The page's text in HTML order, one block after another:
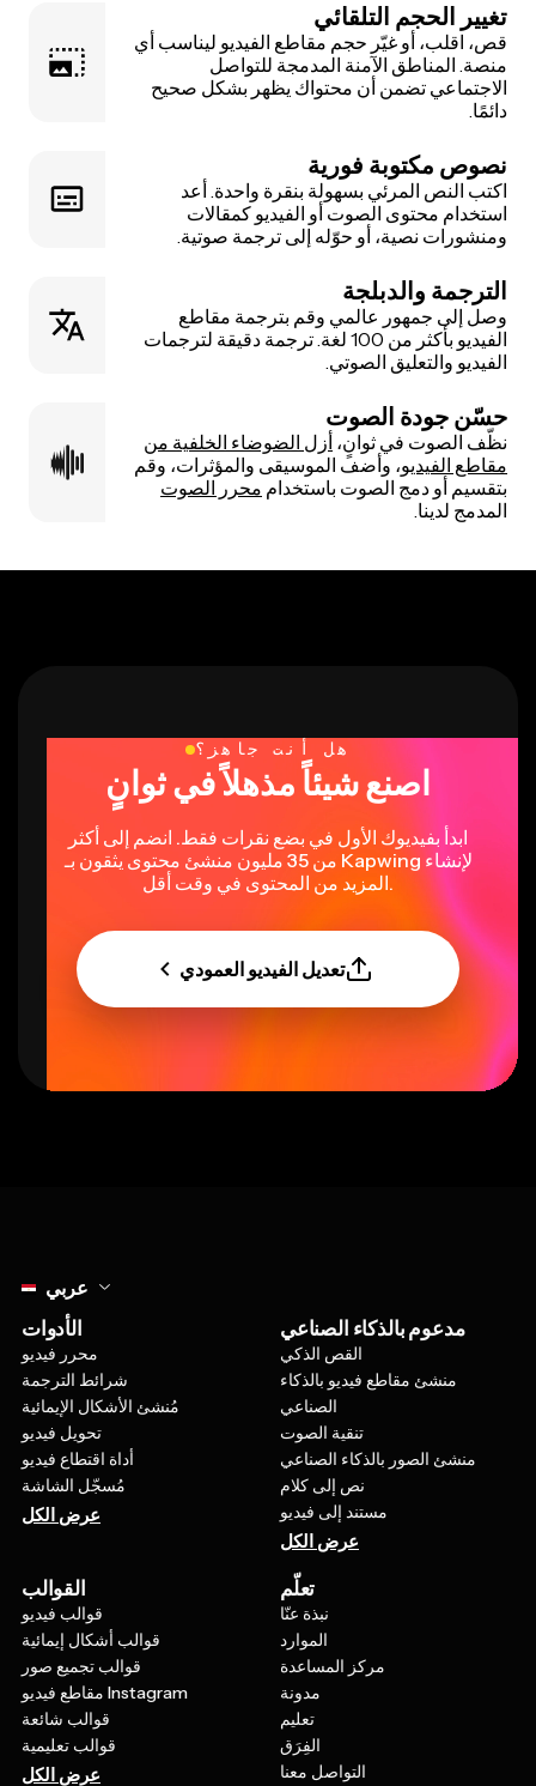
تغيير الحجم التلقائي
قص، اقلب، أو غيّر حجم مقاطع الفيديو ليناسب أي
منصة. المناطق الآمنة المدمجة للتواصل
الاجتماعي تضمن أن محتواك يظهر بشكل صحيح
دائمًا.
نصوص مكتوبة فورية
اكتب النص المرئي بسهولة بنقرة واحدة. أعد
استخدام محتوى الصوت أو الفيديو كمقالات
ومنشورات نصية، أو حوّله إلى ترجمة صوتية.
الترجمة والدبلجة
وصل إلى جمهور عالمي وقم بترجمة مقاطع
الفيديو بأكثر من 100 لغة. ترجمة دقيقة لترجمات
الفيديو والتعليق الصوتي.
حسّن جودة الصوت
نظّف الصوت في ثوانٍ، أزل الضوضاء الخلفية من
مقاطع الفيديو، وأضف الموسيقى والمؤثرات، وقم
بتقسيم أو دمج الصوت باستخدام محرر الصوت
المدمج لدينا.
هل أنت جاهز؟
اصنع شيئاً مذهلاً في ثوانٍ
ابدأ بفيديوك الأول في بضع نقرات فقط. انضم إلى أكثر
من 35 مليون منشئ محتوى يثقون بـ Kapwing لإنشاء
المزيد من المحتوى في وقت أقل.
تعديل الفيديو العمودي
عربي
الأدوات
محرر فيديو
شرائط الترجمة
مُنشئ الأشكال الإيمائية
تحويل فيديو
أداة اقتطاع فيديو
مُسجّل الشاشة
عرض الكل
مدعوم بالذكاء الصناعي
القص الذكي
منشئ مقاطع فيديو بالذكاء
الصناعي
تنقية الصوت
منشئ الصور بالذكاء الصناعي
نص إلى كلام
مستند إلى فيديو
عرض الكل
القوالب
قوالب فيديو
قوالب أشكال إيمائية
قوالب تجميع صور
مقاطع فيديو Instagram
قوالب شائعة
قوالب تعليمية
عرض الكل
تعلّم
نبذة عنّا
الموارد
مركز المساعدة
مدونة
تعليم
الفِرَق
التواصل معنا